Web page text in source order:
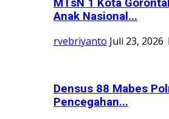
MTsN 1 Kota
Anak Nasional...
rvebriyanto Juli 23, 2026
Densus 88 Mabes
Pencegahan...